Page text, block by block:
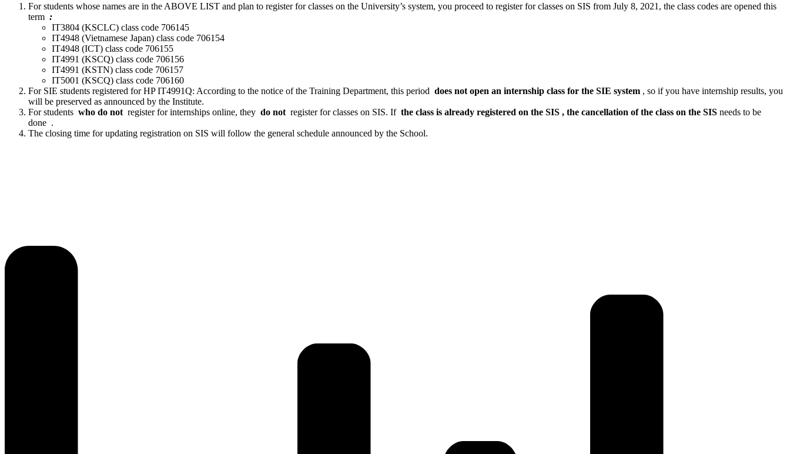
For students whose names are in the ABOVE LIST and plan to register for classes on the University’s system, you proceed to register for classes on SIS from July 8, 2021, the class codes are opened this
term :
IT3804 (KSCLC) class code 706145
IT4948 (Vietnamese Japan) class code 706154
IT4948 (ICT) class code 706155
IT4991 (KSCQ) class code 706156
IT4991 (KSTN) class code 706157
IT5001 (KSCQ) class code 706160
For SIE students registered for HP IT4991Q: According to the notice of the Training Department, this period does not open an internship class for the SIE system , so if you have internship results, you
will be preserved as announced by the Institute.
For students who do not register for internships online, they do not register for classes on SIS. If the class is already registered on the SIS , the cancellation of the class on the SIS needs to be
done .
The closing time for updating registration on SIS will follow the general schedule announced by the School.